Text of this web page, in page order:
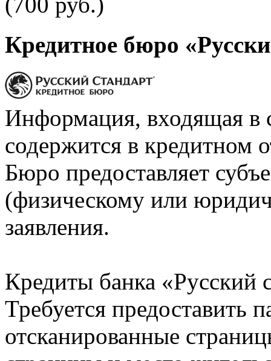
Кредитное бюро
Информация, входящая в
содержится в кредитном
Бюро предоставляет
(физическому или
заявления.
Кредиты банка «Русский
Требуется предоставить
отсканированные